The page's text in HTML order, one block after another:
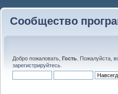
Сообщество
Добро пожаловать, Гость . Пожалуйста,
зарегистрируйтесь